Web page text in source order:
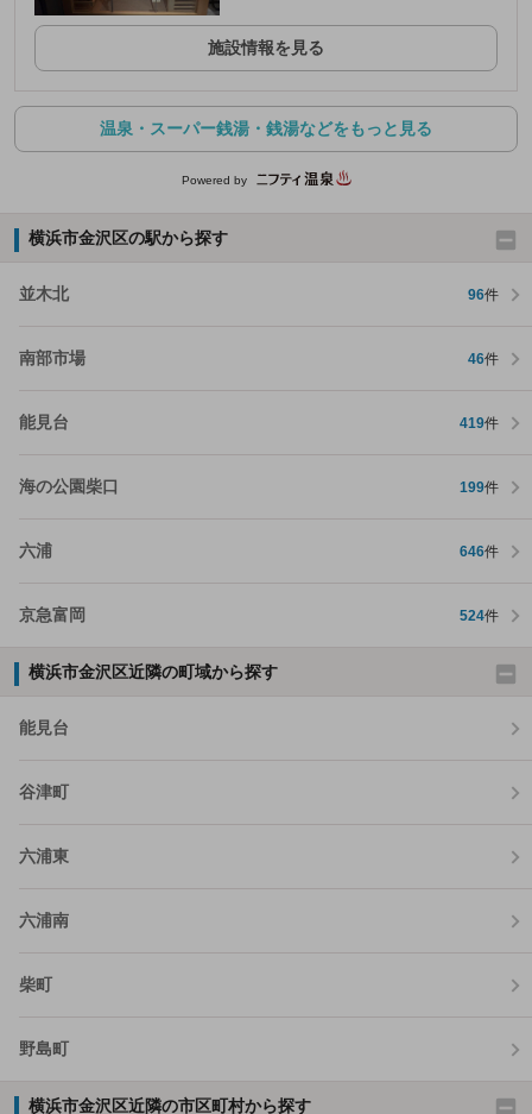
施設情報を見る
温泉・スーパー銭湯・銭湯などをもっと見る
Powered by
横浜市金沢区の駅から探す
並木北 96件
南部市場 46件
能見台 419件
海の公園柴口 199件
六浦 646件
京急富岡 524件
横浜市金沢区近隣の町域から探す
能見台
谷津町
六浦東
六浦南
柴町
野島町
横浜市金沢区近隣の市区町村から探す